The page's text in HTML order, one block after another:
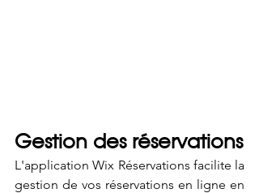
Gestion des réservations
L'application Wix Réservations facilite la
gestion de vos réservations en ligne en